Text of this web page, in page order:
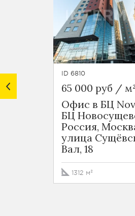
ID 6810
65 000 руб /
Офис в БЦ
БЦ
Россия,
улица
Вал, 18
1312 м²